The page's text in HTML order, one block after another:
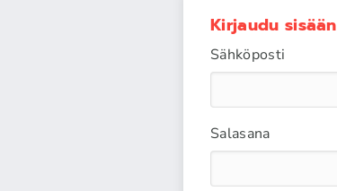
Kirjaudu sisään
Sähköposti
Salasana